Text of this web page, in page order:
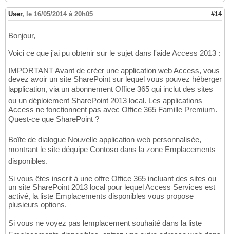
User, le 16/05/2014 à 20h05 #14
Bonjour,
Voici ce que j'ai pu obtenir sur le sujet dans l'aide Access 2013 :
IMPORTANT Avant de créer une application web Access, vous
devez avoir un site SharePoint sur lequel vous pouvez héberger
lapplication, via un abonnement Office 365 qui inclut des sites
ou un déploiement SharePoint 2013 local. Les applications
Access ne fonctionnent pas avec Office 365 Famille Premium.
Quest-ce que SharePoint ?
Boîte de dialogue Nouvelle application web personnalisée,
montrant le site déquipe Contoso dans la zone Emplacements
disponibles.
Si vous êtes inscrit à une offre Office 365 incluant des sites ou
un site SharePoint 2013 local pour lequel Access Services est
activé, la liste Emplacements disponibles vous propose
plusieurs options.
Si vous ne voyez pas lemplacement souhaité dans la liste